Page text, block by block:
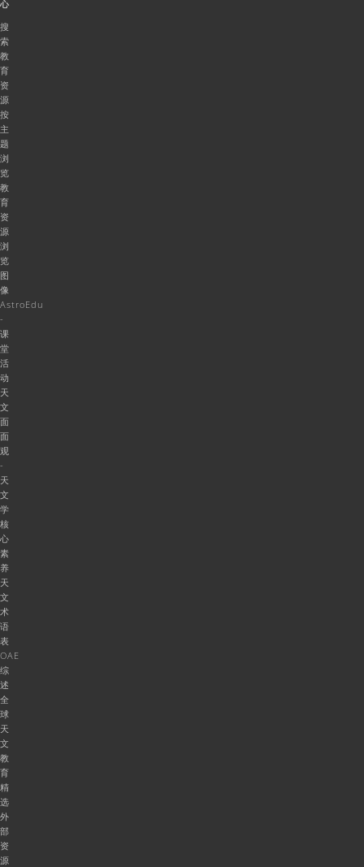
心
搜
索
教
育
资
源
按
主
题
浏
览
教
育
资
源
浏
览
图
像
AstroEdu
-
课
堂
活
动
天
文
面
面
观
-
天
文
学
核
心
素
养
天
文
术
语
表
OAE
综
述
全
球
天
文
教
育
精
选
外
部
资
源